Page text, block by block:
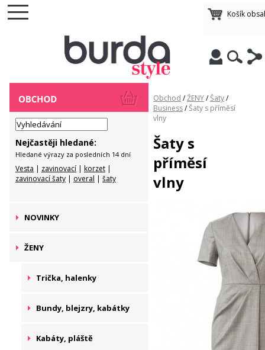
Košík
Nejčastěji hledané:
Hledané výrazy za posledních 14 dní
Vesta | zavinovací | korzet |
zavinovací šaty | overal | šaty
NOVINKY
ŽENY
Trička, halenky
Bundy, blejzry, kabátky
Kabáty, pláště
Obchod /ŽENY/Šaty/
Business/Šaty s příměsí
vlny
Šaty s
příměsí
vlny